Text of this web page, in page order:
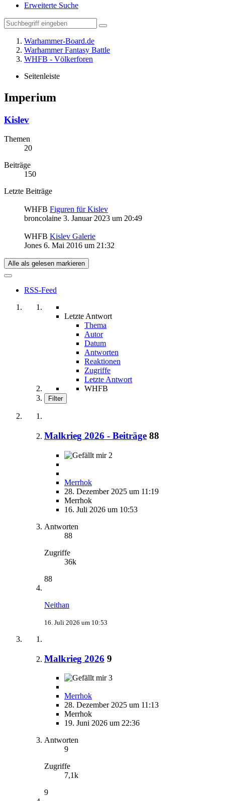
Erweiterte Suche
Warhammer-Board.de
Warhammer Fantasy Battle
WHFB - Völkerforen
Seitenleiste
Imperium
Kislev
Themen
20
Beiträge
150
Letzte Beiträge
WHFB Figuren für Kislev
broncolaine 3. Januar 2023 um 20:49
WHFB Kislev Galerie
Jones 6. Mai 2016 um 21:32
Alle als gelesen markieren
RSS-Feed
Letzte Antwort
Thema
Autor
Datum
Antworten
Reaktionen
Zugriffe
Letzte Antwort
WHFB
Filter
Malkrieg 2026 - Beiträge 88
2
Merrhok
28. Dezember 2025 um 11:19
Merrhok
16. Juli 2026 um 10:53
Antworten
88
Zugriffe
36k
88
Neithan
16. Juli 2026 um 10:53
Malkrieg 2026 9
3
Merrhok
28. Dezember 2025 um 11:13
Merrhok
19. Juni 2026 um 22:36
Antworten
9
Zugriffe
7,1k
9